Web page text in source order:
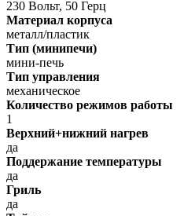
230 Вольт, 50 Герц
Материал корпуса
металл/пластик
Тип (минипечи)
мини-печь
Тип управления
механическое
Количество режимов работы
1
Верхний+нижний нагрев
да
Поддержание температуры
да
Гриль
да